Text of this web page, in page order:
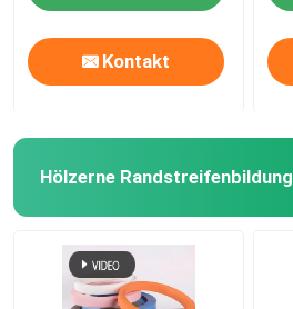
Kontakt
Hölzerne Randstreifenbildung